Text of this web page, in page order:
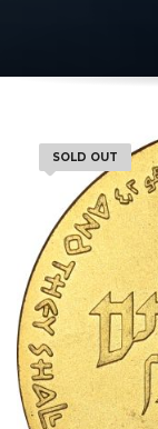
SOLD OUT